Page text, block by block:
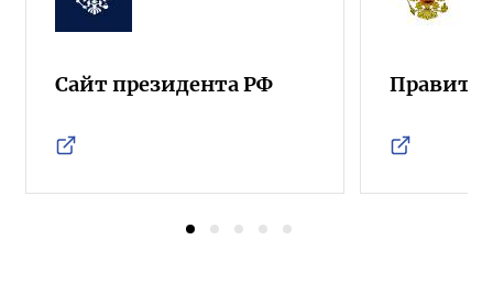
Сайт президента РФ